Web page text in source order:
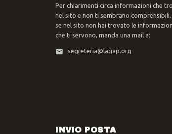
Per chiarimenti circa informazioni che
nel sito e non ti sembrano comprensibili,
se nel sito non hai trovato le
che ti servono, manda una mail a:
segreteria@lagap.org
INVIO POSTA